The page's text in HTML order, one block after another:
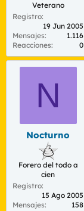
Veterano
Registro
19 Jun 2005
Mensajes
1.116
Reacciones
0
N
Nocturno
Forero del todo a
cien
Registro
15 Ago 2005
Mensajes
158